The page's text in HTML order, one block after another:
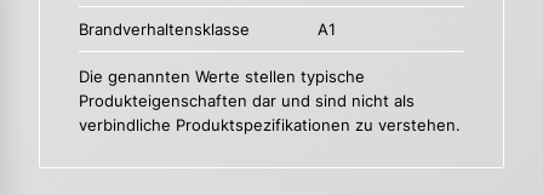
Brandverhaltensklasse A1
Die genannten Werte stellen typische
Produkteigenschaften dar und sind nicht als
verbindliche Produktspezifikationen zu verstehen.